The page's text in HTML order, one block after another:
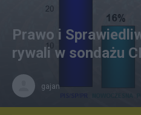
Prawo i
rywali w sondażu
gajan